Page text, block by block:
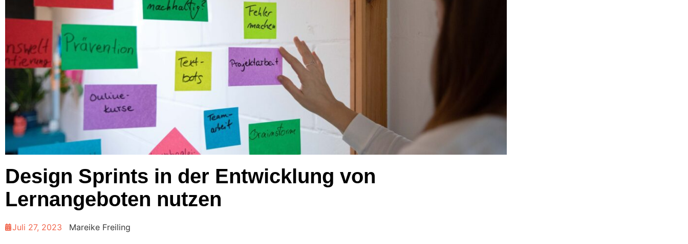
Design Sprints in der Entwicklung von
Lernangeboten nutzen
Juli 27, 2023 Mareike Freiling